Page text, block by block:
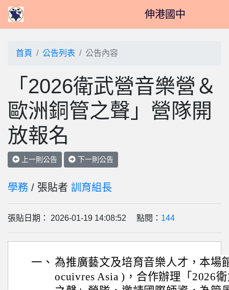
伸港國中
首頁 公告列表 公告內容
「2026衛武營音樂營＆
歐洲銅管之聲」營隊開
放報名
上一則公告 下一則公告
學務 / 張貼者 訓育組長
張貼日期： 2026-01-19 14:08:52 點閱： 144
一、 為推廣藝文及培育音樂人才，本場
ocuivres Asia )，合作辦理「2026